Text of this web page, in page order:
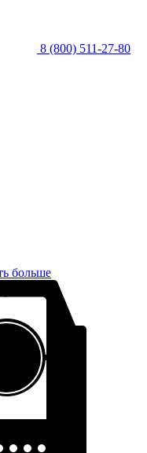
8 (800) 511-27-80